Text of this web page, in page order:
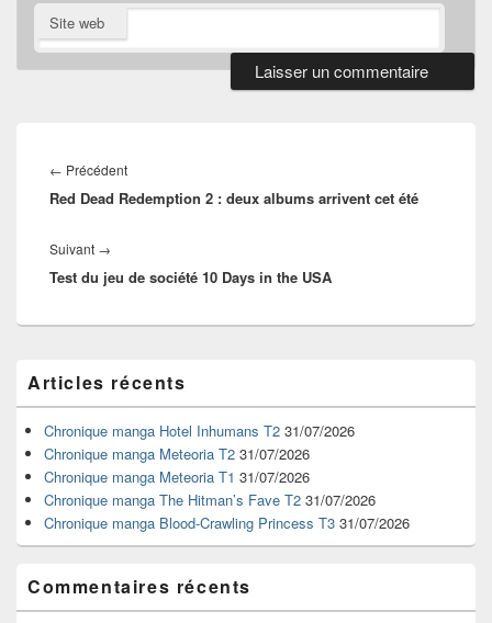
Site web
de
l’article
← PrécédentArticle
précédent :
Red Dead Redemption 2 : deux albums arrivent cet été
Suivant →
suivant :
Test du jeu de société 10 Days in the USA
principale
de
widget
pour
barre
latérale
Articles récents
Chronique manga Hotel Inhumans T2 31/07/2026
Chronique manga Meteoria T2 31/07/2026
Chronique manga Meteoria T1 31/07/2026
Chronique manga The Hitman’s Fave T2 31/07/2026
Chronique manga Blood-Crawling Princess T3 31/07/2026
Commentaires récents